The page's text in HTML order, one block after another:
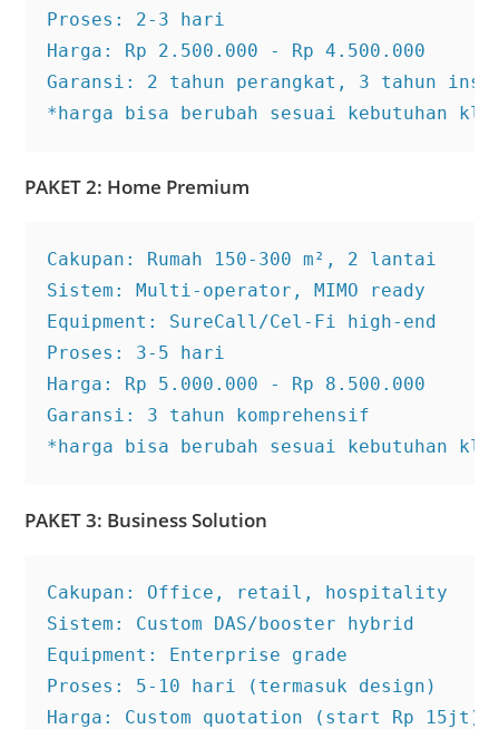
Proses: 2-3 hari
Harga: Rp 2.500.000 - Rp 4.500.000
Garansi: 2 tahun perangkat, 3 tahun
*harga bisa berubah sesuai kebutuhan
PAKET 2: Home Premium
Cakupan: Rumah 150-300 m², 2 lantai
Sistem: Multi-operator, MIMO ready
Equipment: SureCall/Cel-Fi high-end
Proses: 3-5 hari
Harga: Rp 5.000.000 - Rp 8.500.000
Garansi: 3 tahun komprehensif
*harga bisa berubah sesuai kebutuhan
PAKET 3: Business Solution
Cakupan: Office, retail, hospitality
Sistem: Custom DAS/booster hybrid
Equipment: Enterprise grade
Proses: 5-10 hari (termasuk design)
Harga: Custom quotation (start Rp 15jt)